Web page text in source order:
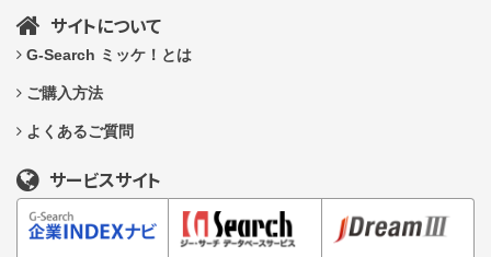
サイトについて
G-Search ミッケ！とは
ご購入方法
よくあるご質問
サービスサイト